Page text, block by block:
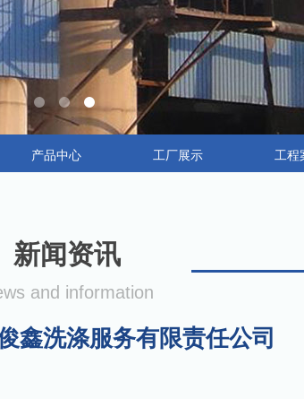
产品中心 工厂展示 工程
新闻资讯
and information
鑫洗涤服务有限责任公司